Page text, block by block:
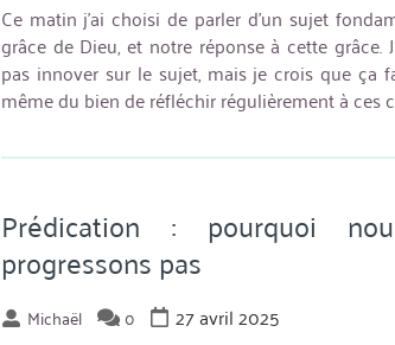
Ce matin j’ai choisi de parler d’un sujet
grâce de Dieu, et notre réponse à cette grâce.
pas innover sur le sujet, mais je crois que ça
même du bien de réfléchir régulièrement à ces
Prédication : pourquoi
progressons pas
Michaël 0
27 avril 2025